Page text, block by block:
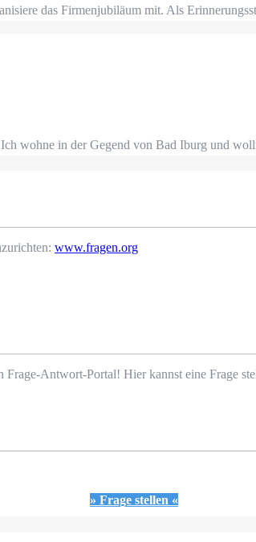
das Firmenjubiläum mit. Als
wohne in der Gegend von Bad Iburg und
www.fragen.org
Antwort-Portal! Hier kannst eine Frage
» Frage stellen «